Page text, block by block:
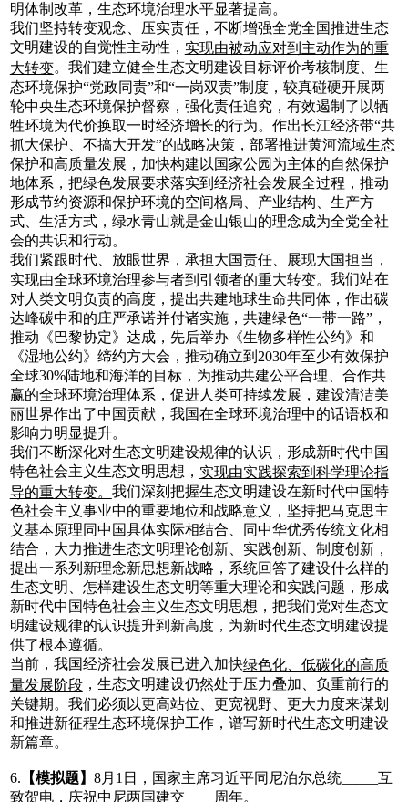
明体制改革，生态环境治理水平显著提高。
我们坚持转变观念、压实责任，不断增强全党全国推进生态
文明建设的自觉性主动性， 实现由被动应对到主动作为的重
大转变。我们建立健全生态文明建设目标评价考核制度、生
态环境保护“党政同责”和“一岗双责”制度，较真碰硬开展两
轮中央生态环境保护督察，强化责任追究，有效遏制了以牺
牲环境为代价换取一时经济增长的行为。作出长江经济带“共
抓大保护、不搞大开发”的战略决策，部署推进黄河流域生态
保护和高质量发展，加快构建以国家公园为主体的自然保护
地体系，把绿色发展要求落实到经济社会发展全过程，推动
形成节约资源和保护环境的空间格局、产业结构、生产方
式、生活方式，绿水青山就是金山银山的理念成为全党全社
会的共识和行动。
我们紧跟时代、放眼世界，承担大国责任、展现大国担当，
实现由全球环境治理参与者到引领者的重大转变。 我们站在
对人类文明负责的高度，提出共建地球生命共同体，作出碳
达峰碳中和的庄严承诺并付诸实施，共建绿色“一带一路”，
推动《巴黎协定》达成，先后举办《生物多样性公约》和
《湿地公约》缔约方大会，推动确立到2030年至少有效保护
全球30%陆地和海洋的目标，为推动共建公平合理、合作共
赢的全球环境治理体系，促进人类可持续发展，建设清洁美
丽世界作出了中国贡献，我国在全球环境治理中的话语权和
影响力明显提升。
我们不断深化对生态文明建设规律的认识，形成新时代中国
特色社会主义生态文明思想， 实现由实践探索到科学理论指
导的重大转变。 我们深刻把握生态文明建设在新时代中国特
色社会主义事业中的重要地位和战略意义，坚持把马克思主
义基本原理同中国具体实际相结合、同中华优秀传统文化相
结合，大力推进生态文明理论创新、实践创新、制度创新，
提出一系列新理念新思想新战略，系统回答了建设什么样的
生态文明、怎样建设生态文明等重大理论和实践问题，形成
新时代中国特色社会主义生态文明思想，把我们党对生态文
明建设规律的认识提升到新高度，为新时代生态文明建设提
供了根本遵循。
当前，我国经济社会发展已进入加快绿色化、低碳化的高质
量发展阶段，生态文明建设仍然处于压力叠加、负重前行的
关键期。我们必须以更高站位、更宽视野、更大力度来谋划
和推进新征程生态环境保护工作，谱写新时代生态文明建设
新篇章。
6. 【模拟题】 8月1日，国家主席习近平同尼泊尔总统_____互
致贺电，庆祝中尼两国建交____周年。